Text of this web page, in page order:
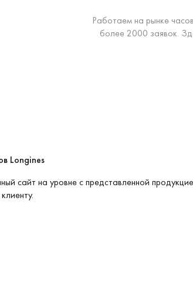
Работаем на рынке
более 2000 заявок.
Longines
сайт на уровне с представленной